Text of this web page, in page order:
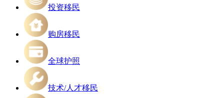
投资移民
购房移民
全球护照
技术/人才移民